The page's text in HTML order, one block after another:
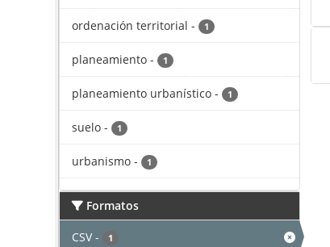
ordenación territorial - 1
planeamiento - 1
planeamiento urbanístico - 1
suelo - 1
urbanismo - 1
Formatos
CSV - 1